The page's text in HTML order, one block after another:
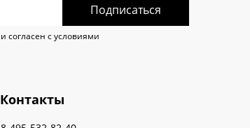
Подписаться
и согласен с условиями
Контакты